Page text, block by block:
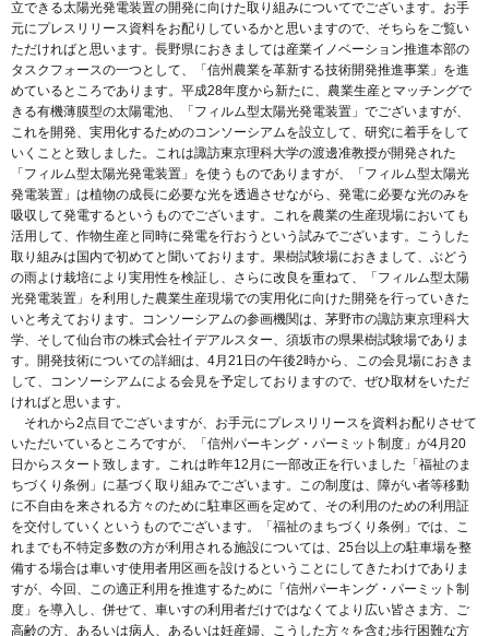
立できる太陽光発電装置の開発に向けた取り組みについてでございます。お手
元にプレスリリース資料をお配りしているかと思いますので、そちらをご覧い
ただければと思います。長野県におきましては産業イノベーション推進本部の
タスクフォースの一つとして、「信州農業を革新する技術開発推進事業」を進
めているところであります。平成28年度から新たに、農業生産とマッチングで
きる有機薄膜型の太陽電池、「フィルム型太陽光発電装置」でございますが、
これを開発、実用化するためのコンソーシアムを設立して、研究に着手をして
いくことと致しました。これは諏訪東京理科大学の渡邊准教授が開発された
「フィルム型太陽光発電装置」を使うものでありますが、「フィルム型太陽光
発電装置」は植物の成長に必要な光を透過させながら、発電に必要な光のみを
吸収して発電するというものでございます。これを農業の生産現場においても
活用して、作物生産と同時に発電を行おうという試みでございます。こうした
取り組みは国内で初めてと聞いております。果樹試験場におきまして、ぶどう
の雨よけ栽培により実用性を検証し、さらに改良を重ねて、「フィルム型太陽
光発電装置」を利用した農業生産現場での実用化に向けた開発を行っていきた
いと考えております。コンソーシアムの参画機関は、茅野市の諏訪東京理科大
学、そして仙台市の株式会社イデアルスター、須坂市の県果樹試験場でありま
す。開発技術についての詳細は、4月21日の午後2時から、この会見場におきま
して、コンソーシアムによる会見を予定しておりますので、ぜひ取材をいただ
ければと思います。
それから2点目でございますが、お手元にプレスリリースを資料お配りさせて
いただいているところですが、「信州パーキング・パーミット制度」が4月20
日からスタート致します。これは昨年12月に一部改正を行いました「福祉のま
ちづくり条例」に基づく取り組みでございます。この制度は、障がい者等移動
に不自由を来される方々のために駐車区画を定めて、その利用のための利用証
を交付していくというものでございます。「福祉のまちづくり条例」では、こ
れまでも不特定多数の方が利用される施設については、25台以上の駐車場を整
備する場合は車いす使用者用区画を設けるということにしてきたわけでありま
すが、今回、この適正利用を推進するために「信州パーキング・パーミット制
度」を導入し、併せて、車いすの利用者だけではなくてより広い皆さま方、ご
高齢の方、あるいは病人、あるいは妊産婦、こうした方々を含む歩行困難な方